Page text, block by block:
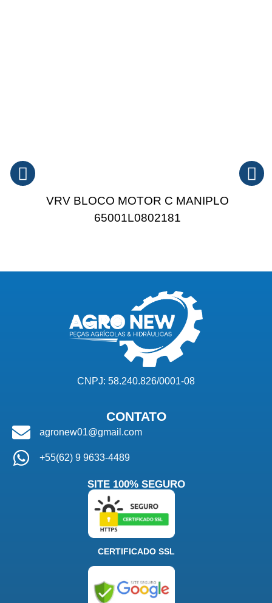
VRV BLOCO MOTOR C MANIPLO
65001L0802181
CNPJ: 58.240.826/0001-08
CONTATO
agronew01@gmail.com
+55(62) 9 9633-4489
SITE 100% SEGURO
CERTIFICADO SSL